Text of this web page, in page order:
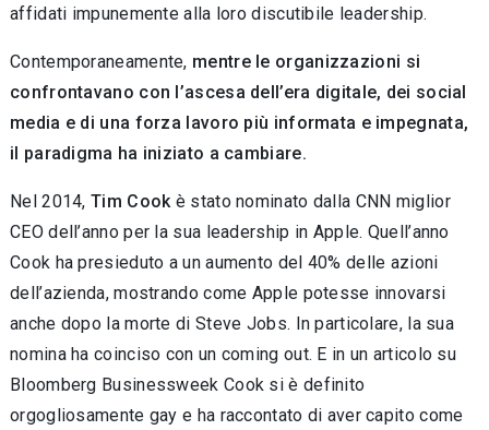
affidati impunemente alla loro discutibile leadership.
Contemporaneamente, mentre le organiz­zazioni si
confrontavano con l’ascesa dell’era digitale, dei social
media e di una forza lavoro più informata e impegnata,
il paradigma ha ini­ziato a cambiare.
Nel 2014, Tim Cook è stato nominato dalla CNN miglior
CEO dell’anno per la sua leader­ship in Apple. Quell’anno
Cook ha presieduto a un aumento del 40% delle azioni
dell’azienda, mostrando come Apple potesse innovarsi
anche dopo la morte di Steve Jobs. In particolare, la sua
nomina ha coinciso con un coming out. E in un articolo su
Bloomberg Businessweek Cook si è definito
orgogliosamente gay e ha raccontato di aver capito come